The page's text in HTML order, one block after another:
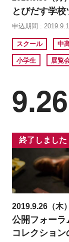
とびだす学校
申込期間 :
スクール 中
小学生 展覧
9.26
終了しました
2019.9.26（木
公開フォーラ
コレクション